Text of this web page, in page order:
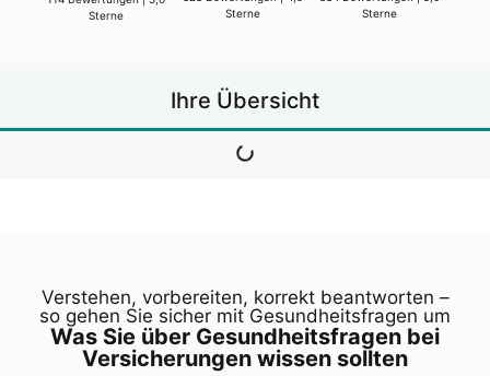
Ster­ne
Ster­ne
Ster­ne
Ihre Über­sicht
Ver­ste­hen, vor­be­rei­ten, kor­rekt beant­wor­ten –
so gehen Sie sicher mit Gesund­heits­fra­gen um
Was Sie über Gesund­heits­fra­gen bei
Ver­si­che­run­gen wis­sen soll­ten